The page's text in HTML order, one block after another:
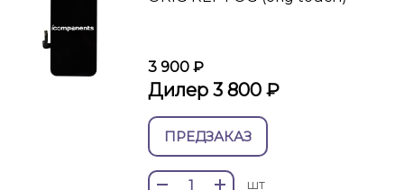
3 900 ₽
Дилер 3 800 ₽
ПРЕДЗАКАЗ
шт